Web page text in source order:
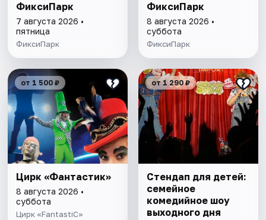
ФиксиПарк
7 августа 2026 •
пятница
ФиксиПарк
ФиксиПарк
8 августа 2026 •
суббота
ФиксиПарк
от 1 500 ₽
Цирк «Фантастик»
8 августа 2026 •
суббота
Цирк «FantastiC»
от 1 290 ₽
Стендап для детей:
семейное
комедийное шоу
выходного дня